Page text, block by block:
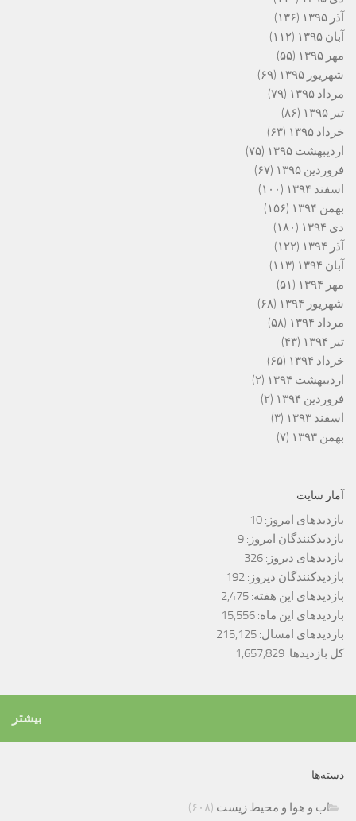
آذر ۱۳۹۵
(۱۳۶)
آبان ۱۳۹۵
(۱۱۲)
مهر ۱۳۹۵
(۵۵)
شهریور ۱۳۹۵
(۶۹)
مرداد ۱۳۹۵
(۷۹)
تیر ۱۳۹۵
(۸۶)
خرداد ۱۳۹۵
(۶۳)
اردیبهشت ۱۳۹۵
(۷۵)
فروردین ۱۳۹۵
(۶۷)
اسفند ۱۳۹۴
(۱۰۰)
بهمن ۱۳۹۴
(۱۵۶)
دی ۱۳۹۴
(۱۸۰)
آذر ۱۳۹۴
(۱۲۲)
آبان ۱۳۹۴
(۱۱۳)
مهر ۱۳۹۴
(۵۱)
شهریور ۱۳۹۴
(۶۸)
مرداد ۱۳۹۴
(۵۸)
تیر ۱۳۹۴
(۴۳)
خرداد ۱۳۹۴
(۶۵)
اردیبهشت ۱۳۹۴
(۲)
فروردین ۱۳۹۴
(۲)
اسفند ۱۳۹۳
(۳)
بهمن ۱۳۹۳
(۷)
آمار سایت
بازدیدهای امروز: 10
بازدیدکنندگان امروز: 9
بازدیدهای دیروز: 326
بازدیدکنندگان دیروز: 192
بازدیدهای این هفته: 2,475
بازدیدهای این ماه: 15,556
بازدیدهای امسال: 215,125
کل بازدیدها: 1,657,829
بیشتر
دسته‌ها
اب و هوا و محیط زیست (۶۰۸)